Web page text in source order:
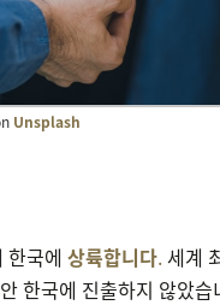
Unsplash
한국에 상륙합니다.세계
한국에 진출하지 않았습